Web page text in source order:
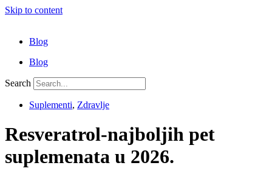
Skip to content
Blog
Blog
Search
Suplementi, Zdravlje
Resveratrol-najboljih pet
suplemenata u 2026.